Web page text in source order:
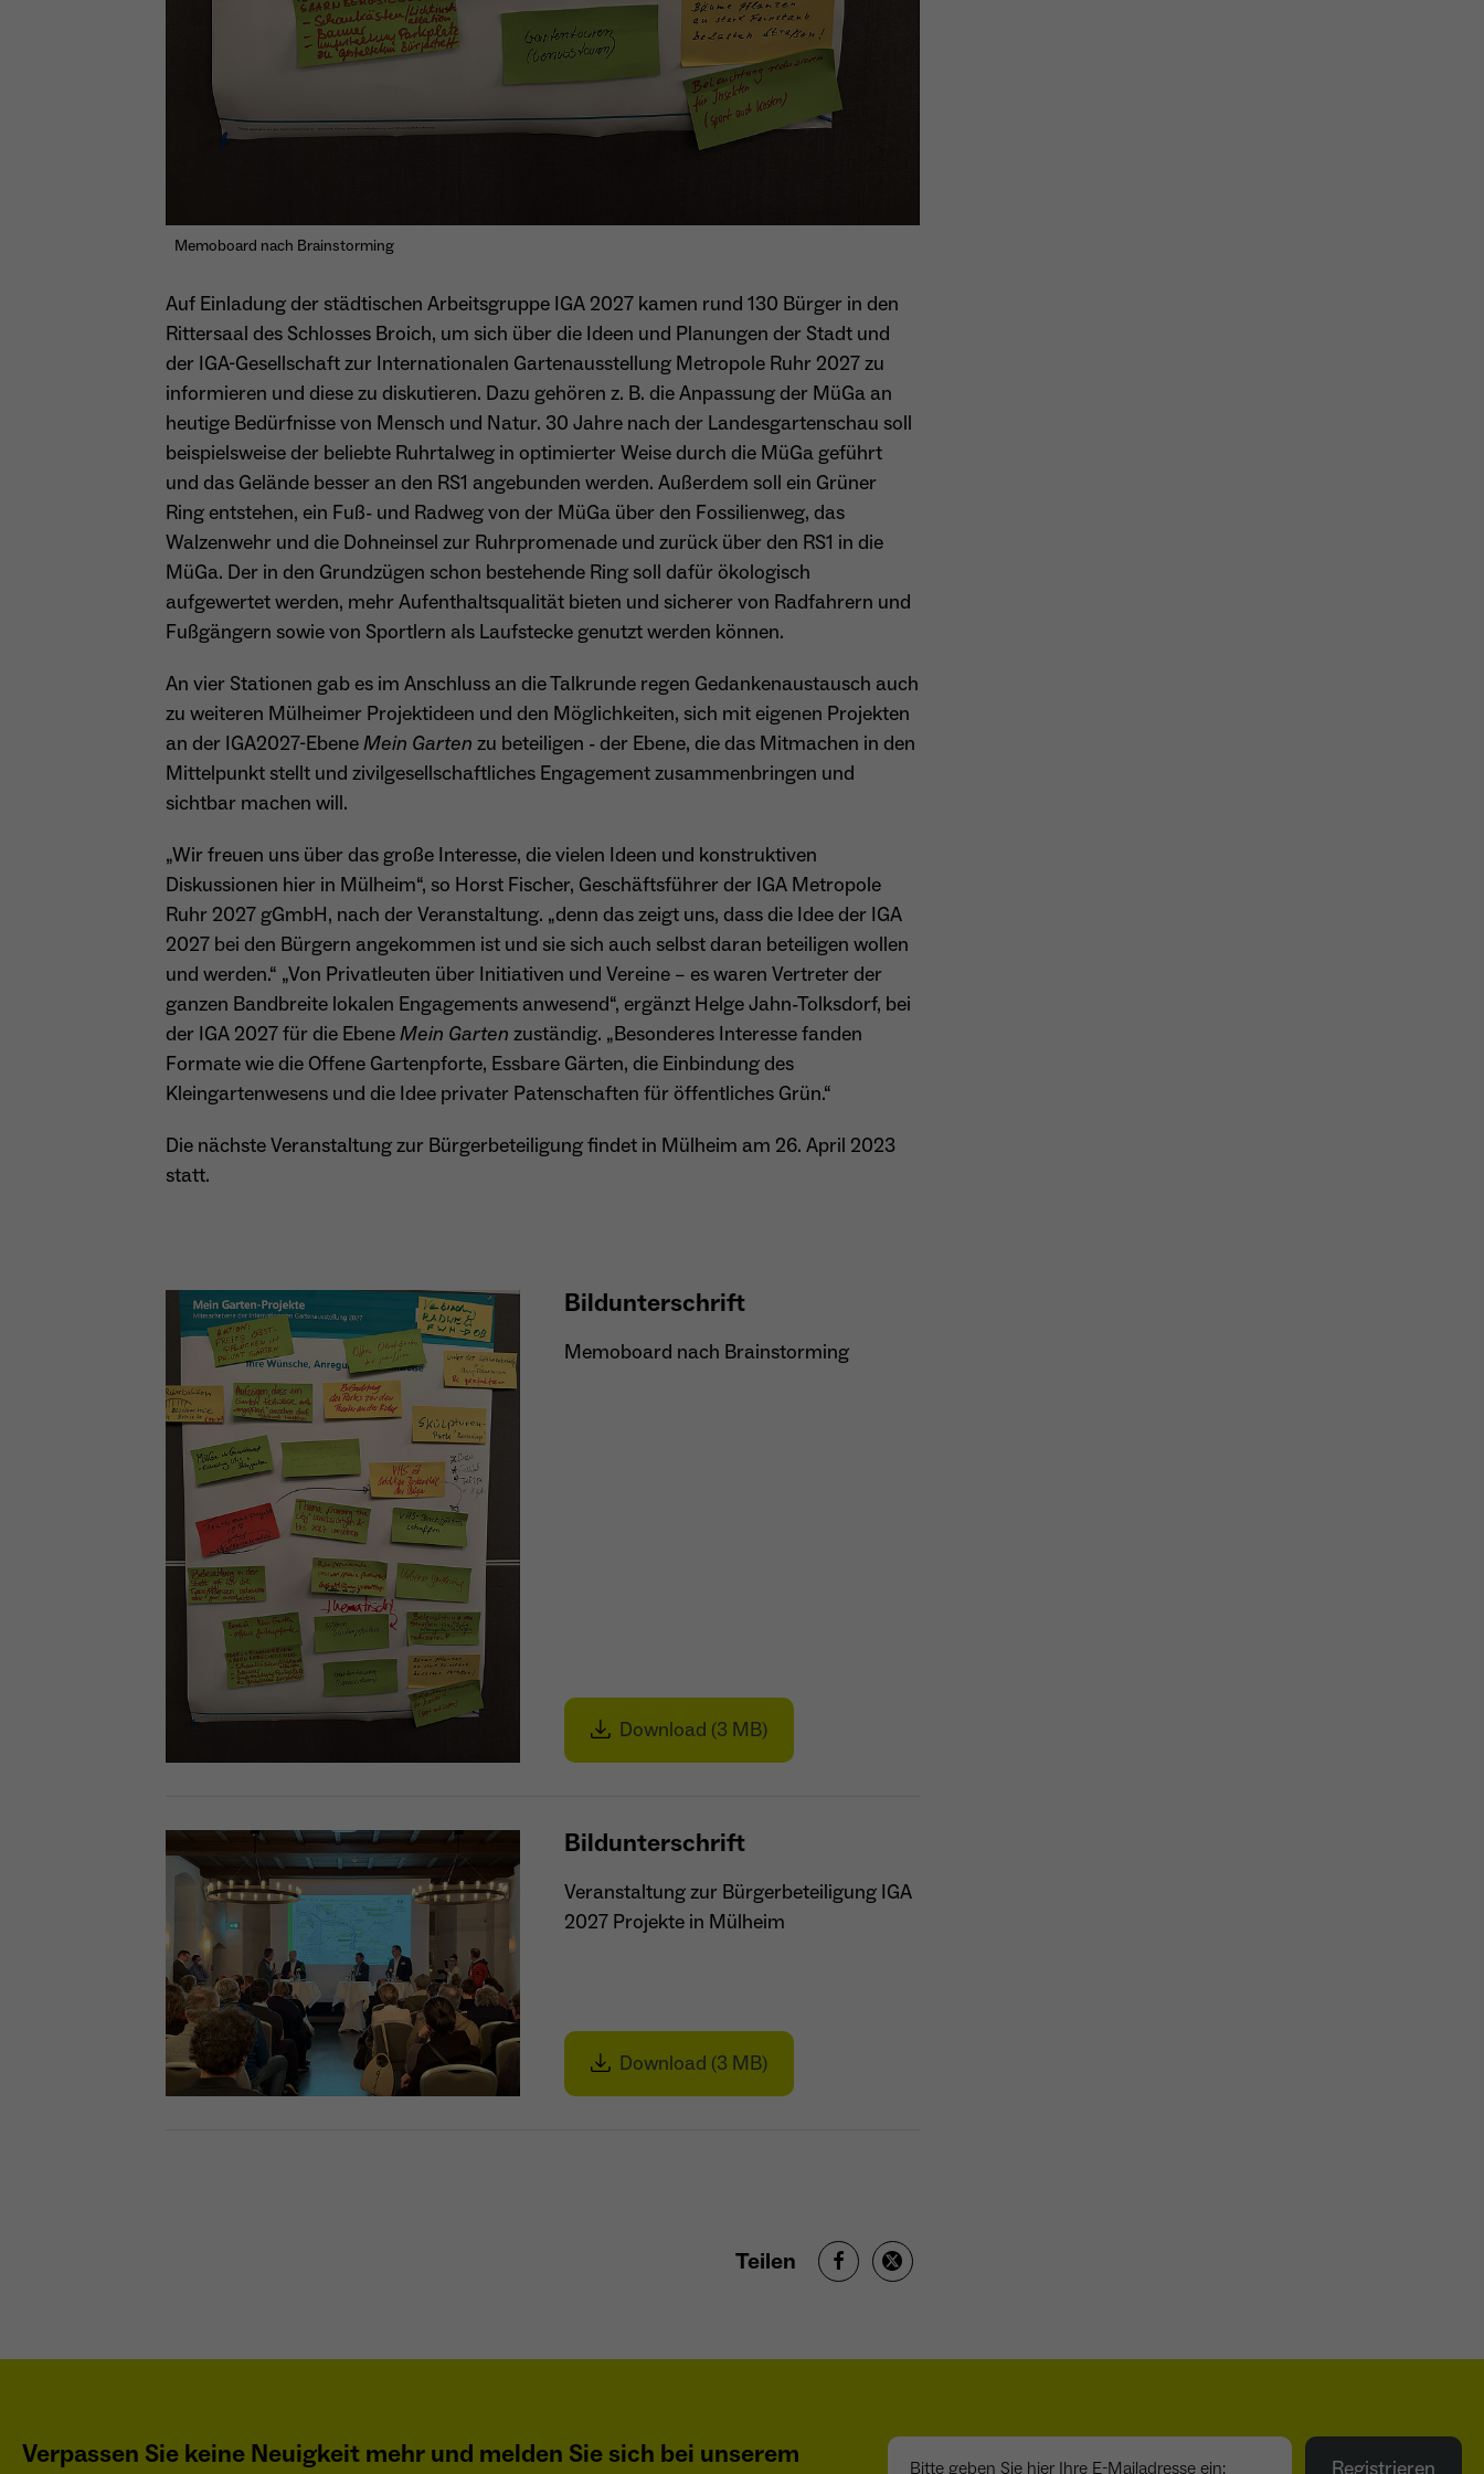
cookie_optin
Name
Anbieter Matomo
6 Monate
Speichert die Herkunft des Besuchers.
Anbieter Matomo
Laufzeit Sitzung
Zweck
Temporäre Session-ID, ohne personenbezogene
Daten.
Name _ga
Anbieter Google Analytics
Laufzeit 1 Jahr
Zweck Unterscheidung der Webseitenbesucher.
Name _ga_TNS3S6RE8W
Laufzeit 2 Jahre
Zweck
Vergibt eine zufällige, pseudonyme ID, damit erkannt
wird, ob ein Besucher neu oder wiederkehrend ist.
Name _gcl_au
Anbieter Google LLC
Laufzeit 4 Monate
Memoboard nach Brainstorming
Auf Einladung der städtischen Arbeitsgruppe IGA 2027 kamen rund 130 Bürger in den
Rittersaal des Schlosses Broich, um sich über die Ideen und Planungen der Stadt und
der IGA-Gesellschaft zur Internationalen Gartenausstellung Metropole Ruhr 2027 zu
informieren und diese zu diskutieren. Dazu gehören z. B. die Anpassung der MüGa an
heutige Bedürfnisse von Mensch und Natur. 30 Jahre nach der Landesgartenschau soll
beispielsweise der beliebte Ruhrtalweg in optimierter Weise durch die MüGa geführt
und das Gelände besser an den RS1 angebunden werden. Außerdem soll ein Grüner
Ring entstehen, ein Fuß- und Radweg von der MüGa über den Fossilienweg, das
Walzenwehr und die Dohneinsel zur Ruhrpromenade und zurück über den RS1 in die
MüGa. Der in den Grundzügen schon bestehende Ring soll dafür ökologisch
aufgewertet werden, mehr Aufenthaltsqualität bieten und sicherer von Radfahrern und
Fußgängern sowie von Sportlern als Laufstecke genutzt werden können.
An vier Stationen gab es im Anschluss an die Talkrunde regen Gedankenaustausch auch
zu weiteren Mülheimer Projektideen und den Möglichkeiten, sich mit eigenen Projekten
an der IGA2027-EbeneMein Gartenzu beteiligen - der Ebene, die das Mitmachen in den
Mittelpunkt stellt und zivilgesellschaftliches Engagement zusammenbringen und
sichtbar machen will.
„Wir freuen uns über das große Interesse, die vielen Ideen und konstruktiven
Diskussionen hier in Mülheim“, so Horst Fischer, Geschäftsführer der IGA Metropole
Ruhr 2027 gGmbH, nach der Veranstaltung. „denn das zeigt uns, dass die Idee der IGA
2027 bei den Bürgern angekommen ist und sie sich auch selbst daran beteiligen wollen
und werden.“ „Von Privatleuten über Initiativen und Vereine – es waren Vertreter der
ganzen Bandbreite lokalen Engagements anwesend“, ergänzt Helge Jahn-Tolksdorf, bei
der IGA 2027 für die EbeneMein Garten zuständig. „Besonderes Interesse fanden
Formate wie die Offene Gartenpforte, Essbare Gärten, die Einbindung des
Kleingartenwesens und die Idee privater Patenschaften für öffentliches Grün.“
Die nächste Veranstaltung zur Bürgerbeteiligung findet in Mülheim am 26. April 2023
statt.
Bildunterschrift
Memoboard nach Brainstorming
Download (3 MB)
Bildunterschrift
Veranstaltung zur Bürgerbeteiligung IGA
2027 Projekte in Mülheim
Download (3 MB)
Teilen
Verpassen Sie keine Neuigkeit mehr und melden Sie sich bei unserem Bitte geben Sie hier Ihre E-Mailadresse ein: